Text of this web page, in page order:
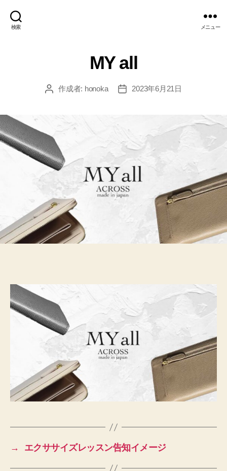
検索 メニュー
MY all
投 作成者: honoka
投
2023年6月21日
→ エクササイズレッスン告知イメージ